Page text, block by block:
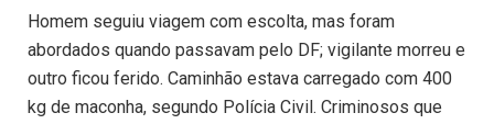
Homem seguiu viagem com escolta, mas foram
abordados quando passavam pelo DF; vigilante morreu e
outro ficou ferido. Caminhão estava carregado com 400
kg de maconha, segundo Polícia Civil. Criminosos que